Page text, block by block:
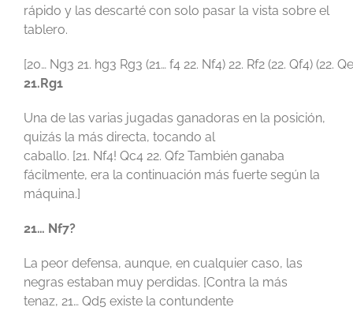
rápido y las descarté con solo pasar la vista sobre el
tablero.
[20… Ng3 21. hg3 Rg3 (21… f4 22. Nf4) 22. Rf2 (22. Qf4) (22.
21.Rg1
Una de las varias jugadas ganadoras en la posición,
quizás la más directa, tocando al
caballo. [21. Nf4! Qc4 22. Qf2 También ganaba
fácilmente, era la continuación más fuerte según la
máquina.]
21… Nf7?
La peor defensa, aunque, en cualquier caso, las
negras estaban muy perdidas. [Contra la más
tenaz, 21… Qd5 existe la contundente